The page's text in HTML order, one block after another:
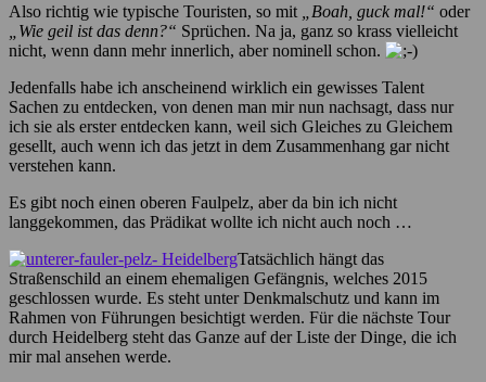
Also richtig wie typische Touristen, so mit
„Boah, guck mal!“ oder
„Wie geil ist das denn?“ Sprüchen. Na ja, ganz so krass vielleicht
nicht, wenn dann mehr innerlich, aber nominell schon.
Jedenfalls habe ich anscheinend wirklich ein gewisses Talent
Sachen zu entdecken, von denen man mir nun nachsagt, dass nur
ich sie als erster entdecken kann, weil sich Gleiches zu Gleichem
gesellt, auch wenn ich das jetzt in dem Zusammenhang gar nicht
verstehen kann.
Es gibt noch einen oberen Faulpelz, aber da bin ich nicht
langgekommen, das Prädikat wollte ich nicht auch noch …
Tatsächlich hängt das
Straßenschild an einem ehemaligen Gefängnis, welches 2015
geschlossen wurde. Es steht unter Denkmalschutz und kann im
Rahmen von Führungen besichtigt werden. Für die nächste Tour
durch Heidelberg steht das Ganze auf der Liste der Dinge, die ich
mir mal ansehen werde.